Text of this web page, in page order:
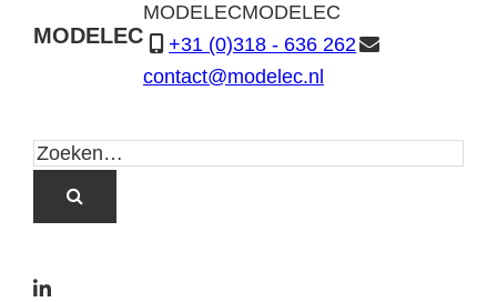
MODELEC
MODELECMODELEC
+31 (0)318 - 636 262
contact@modelec.nl
L